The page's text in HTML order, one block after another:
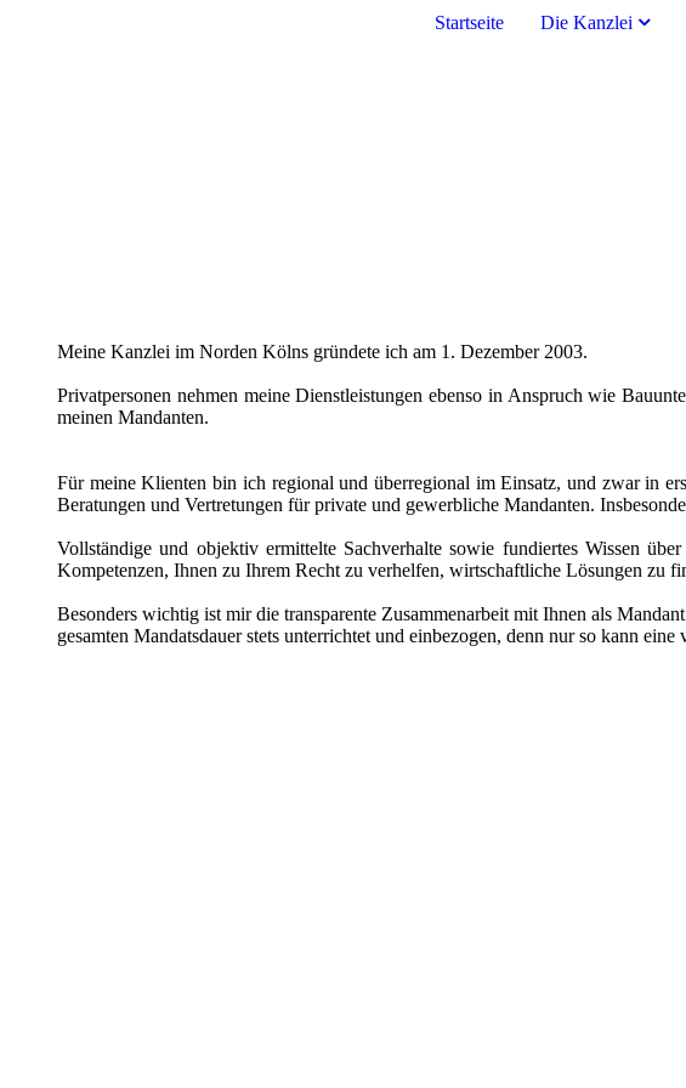
Startseite Die Kanzlei
Meine Kanzlei im Norden Kölns gründete ich am 1. Dezember 2003.
Privatpersonen nehmen meine Dienstleistungen ebenso in Anspruch wie
meinen Mandanten.
Für meine Klienten bin ich regional und überregional im Einsatz, und zwar in
Beratungen und Vertretungen für private und gewerbliche Mandanten.
Vollständige und objektiv ermittelte Sachverhalte sowie fundiertes Wissen
Kompetenzen, Ihnen zu Ihrem Recht zu verhelfen, wirtschaftliche Lösungen zu
Besonders wichtig ist mir die transparente Zusammenarbeit mit Ihnen als
gesamten Mandatsdauer stets unterrichtet und einbezogen, denn nur so kann